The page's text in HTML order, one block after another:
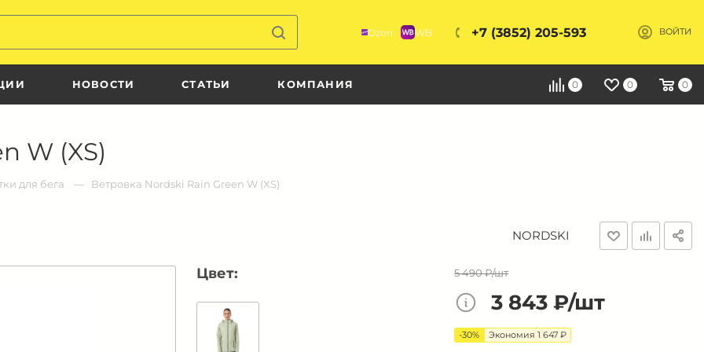
Ozon WB +7 (3852) 205-593 ВОЙТИ
НОВОСТИ СТАТЬИ КОМПАНИЯ 0 0 0
W (XS)
для бега Ветровка Nordski Rain Green W (XS)
NORDSKI
Цвет: 5 490 ₽/шт
3 843 ₽/шт
-30% Экономия 1 647 ₽